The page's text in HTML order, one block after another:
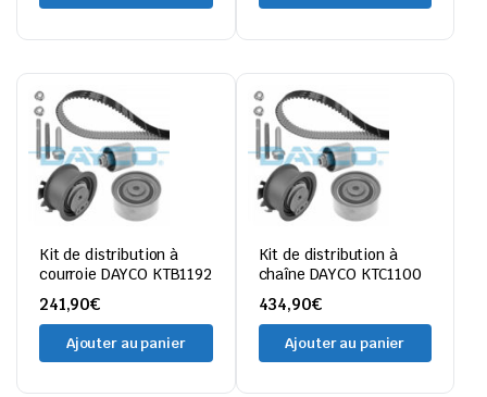
Kit de distribution à
courroie DAYCO KTB1192
241,90€
Ajouter au panier
Kit de distribution à
chaîne DAYCO KTC1100
434,90€
Ajouter au panier